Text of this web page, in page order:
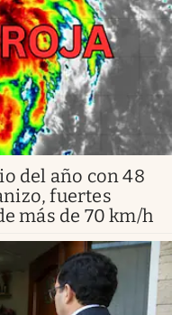
del año con 48
fuertes
más de 70 km/h